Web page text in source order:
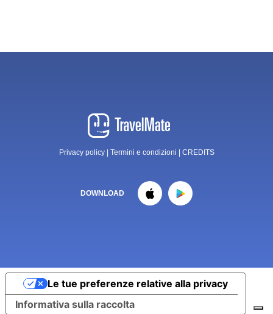
Privacy policy| Termini e condizioni CREDITS
DOWNLOAD
Informativa sulla raccolta
Le tue preferenze relative alla privacy